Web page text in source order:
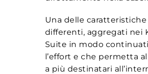
Una delle
differenti, aggregati nei
Suite in modo
l’effort e che permetta
a più destinatari